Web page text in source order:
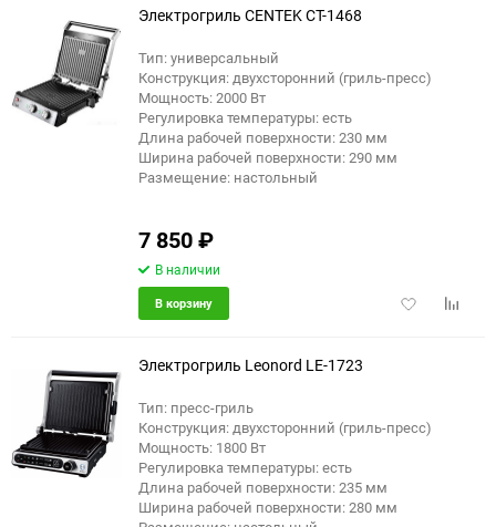
Электрогриль CENTEK CT-1468
Тип: универсальный
Конструкция: двухсторонний (гриль-пресс)
Мощность: 2000 Вт
Регулировка температуры: есть
Длина рабочей поверхности: 230 мм
Ширина рабочей поверхности: 290 мм
Размещение: настольный
7 850₽
В наличии
Добавить
В корзину
Электрогриль Leonord LE-1723
Тип: пресс-гриль
Конструкция: двухсторонний (гриль-пресс)
Мощность: 1800 Вт
Регулировка температуры: есть
Длина рабочей поверхности: 235 мм
Ширина рабочей поверхности: 280 мм